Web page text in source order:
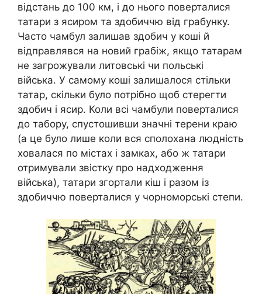
відстань до 100 км, і до нього поверталися
татари з ясиром та здобиччю від грабунку.
Часто чамбул залишав здобич у коші й
відправлявся на новий грабіж, якщо татарам
не загрожували литовські чи польські
війська. У самому коші залишалося стільки
татар, скільки було потрібно щоб стерегти
здобич і ясир. Коли всі чамбули поверталися
до табору, спустошивши значні терени краю
(а це було лише коли вся сполохана людність
ховалася по містах і замках, або ж татари
отримували звістку про надходження
війська), татари згортали кіш і разом із
здобиччю поверталися у чорноморські степи.